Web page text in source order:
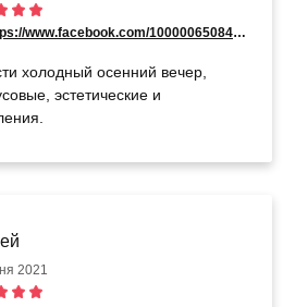
https://www.facebook.com/100000650845863
холодный осенний вечер,
эстетические и
2021